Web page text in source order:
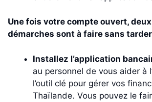
Une fois votre compte ouvert,
démarches sont à faire sans
Installez l’application
au personnel de vous aider à
l’outil clé pour gérer vos
Thaïlande. Vous pouvez le